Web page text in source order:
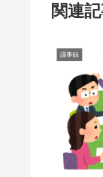
関連
議事録